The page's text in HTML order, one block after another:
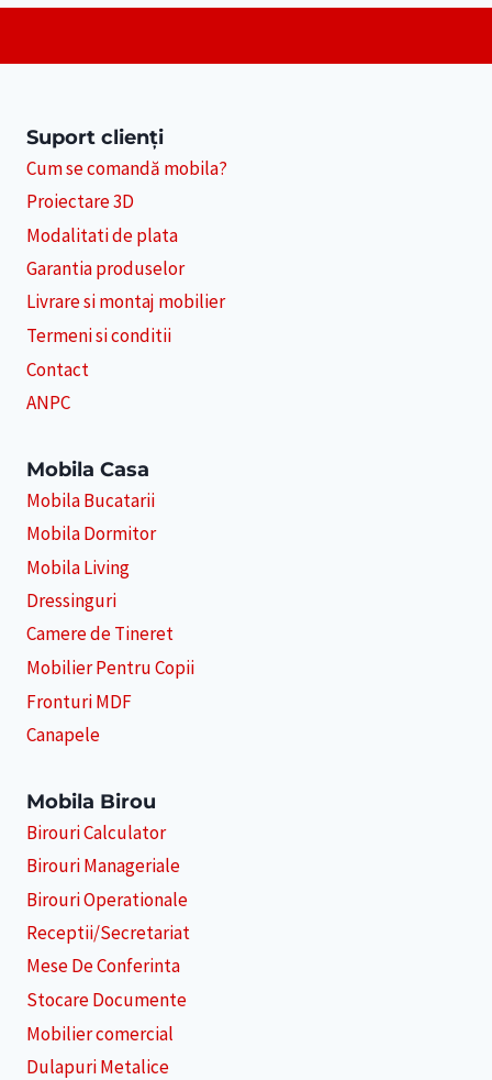
Suport clienți
Cum se comandă mobila?
Proiectare 3D
Modalitati de plata
Garantia produselor
Livrare si montaj mobilier
Termeni si conditii
Contact
ANPC
Mobila Casa
Mobila Bucatarii
Mobila Dormitor
Mobila Living
Dressinguri
Camere de Tineret
Mobilier Pentru Copii
Fronturi MDF
Canapele
Mobila Birou
Birouri Calculator
Birouri Manageriale
Birouri Operationale
Receptii/Secretariat
Mese De Conferinta
Stocare Documente
Mobilier comercial
Dulapuri Metalice